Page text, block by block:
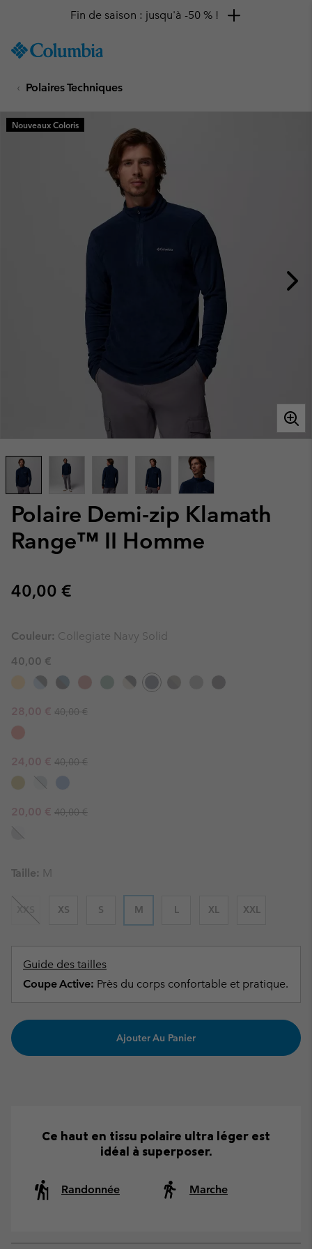
TO
SKIP
MAIN
NAV
Fin de saison : jusqu'à -50 % !
Polaires Techniques
Polaire Demi-zip Klamath
Range™ II Homme
Regular price:
40,00 €
Nouveaux Coloris
Couleur: Collegiate Navy Solid
40,00 €
Sale price:
28,00 € Regular price:
40,00 €
Sale price:
24,00 € Regular price:
40,00 €
Sale price:
20,00 € Regular price:
40,00 €
Taille: M
XXS XS S M L XL XXL
Guide des tailles
Coupe Active: Près du corps confortable et pratique.
Ajouter Au Panier
Ce haut en tissu polaire ultra léger est
idéal à superposer.
Randonnée Marche